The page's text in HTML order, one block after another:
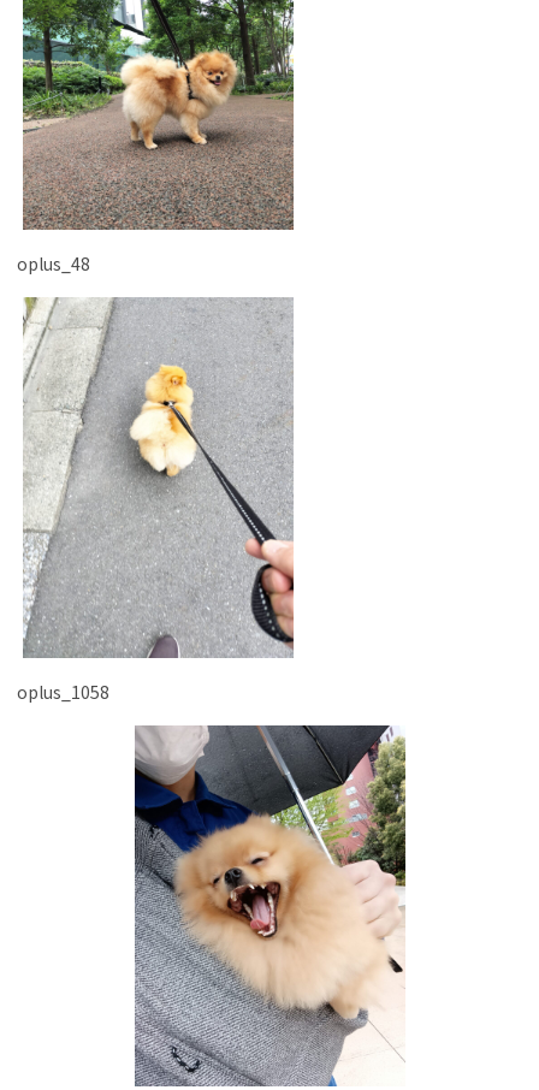
oplus_48
oplus_1058